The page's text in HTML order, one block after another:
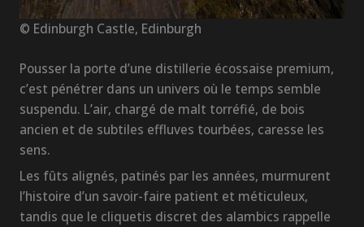
© Edinburgh Castle, Edinburgh
Pousser la porte d’une distillerie écossaise premium,
c’est pénétrer dans un univers où le temps semble
suspendu. L’air, chargé de malt torréfié, de bois
ancien et de subtiles effluves tourbées, caresse les
sens.
Les fûts alignés, patinés par les années, murmurent
l’histoire d’un savoir-faire patient et méticuleux,
tandis que le cliquetis discret des alambics rappelle